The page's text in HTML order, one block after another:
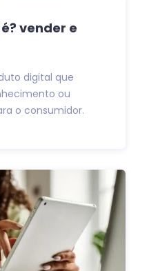
vender e
digital que
ou
o consumidor.